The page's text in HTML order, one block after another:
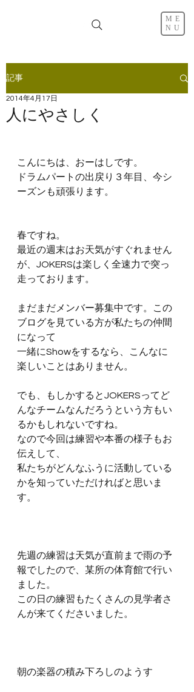
ME
NU
記事
人にやさしく
2014年4月17日
こんにちは、おーはしです。
ドラムパートの出戻り３年目、今シ
ーズンも頑張ります。
春ですね。
最近の週末はお天気がすぐれません
が、JOKERSは楽しく全速力で突っ
走っております。
まだまだメンバー募集中です。この
ブログを見ている方が私たちの仲間
になって
一緒にShowをするなら、こんなに
楽しいことはありません。
でも、もしかするとJOKERSってど
んなチームなんだろうという方もい
るかもしれないですね。
なので今回は練習や本番の様子もお
伝えして、
私たちがどんなふうに活動している
かを知っていただければと思いま
す。
先週の練習は天気が直前まで雨の予
報でしたので、某所の体育館で行い
ました。
この日の練習もたくさんの見学者さ
んが来てくださいました。
朝の楽器の積み下ろしのようす